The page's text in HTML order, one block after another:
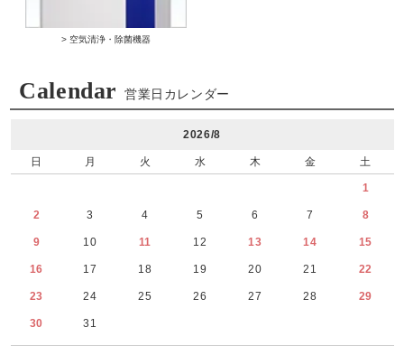
> 空気清浄・除菌機器
Calendar 営業日カレンダー
2026/8
日 月 火 水 木 金 土
1
2 3 4 5 6 7 8
9 10 11 12 13 14 15
16 17 18 19 20 21 22
23 24 25 26 27 28 29
30 31